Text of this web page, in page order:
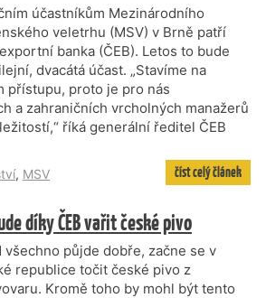
účastníkům Mezinárodního
veletrhu (MSV) v Brně patří
banka (ČEB). Letos to bude
dvacátá účast. „Stavíme na
přístupu, proto je pro nás
a zahraničních vrcholných manažerů
říká generální ředitel ČEB
, MSV číst celý článek
díky ČEB vařit české pivo
všechno půjde dobře, začne se v
republice točit české pivo z
Kromě toho by mohl být tento